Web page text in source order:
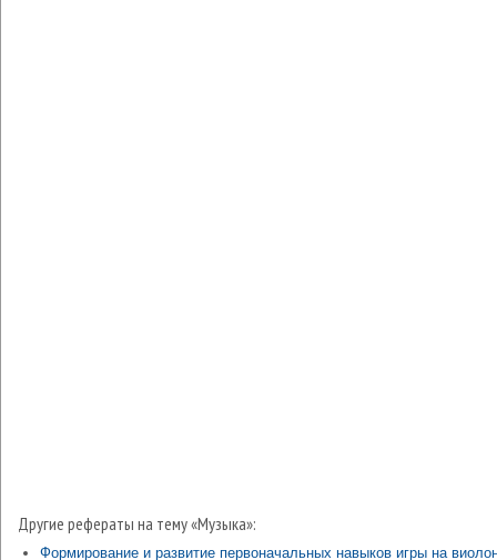
Другие рефераты на тему «Музыка»:
Формирование и развитие первоначальных навыков игры на